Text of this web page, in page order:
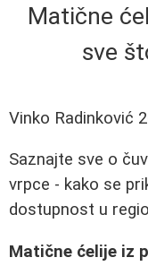
Matične
sve
Vinko Radinković
Saznajte sve o
vrpce - kako se
dostupnost u
Matične ćelije iz